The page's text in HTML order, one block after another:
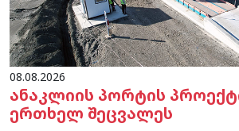
08.08.2026
ანაკლიის პორტის
ერთხელ შეცვალეს